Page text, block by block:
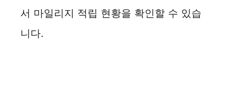
V
서 마일리지 적립 현황을 확인할 수 있습
니다.